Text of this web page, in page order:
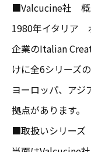
■Valcucine社
1980年イタリア
企業のItalian
けに全6シリーズ
ヨーロッパ、アジ
拠点があります。
■取扱いシリーズ